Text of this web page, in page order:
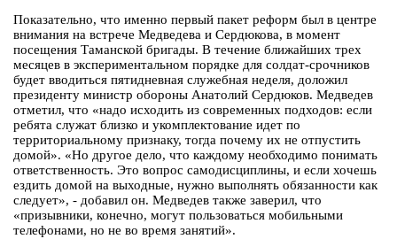
Показательно, что именно первый пакет реформ был в центре
внимания на встрече Медведева и Сердюкова, в момент
посещения Таманской бригады. В течение ближайших трех
месяцев в экспериментальном порядке для солдат-срочников
будет вводиться пятидневная служебная неделя, доложил
президенту министр обороны Анатолий Сердюков. Медведев
отметил, что «надо исходить из современных подходов: если
ребята служат близко и укомплектование идет по
территориальному признаку, тогда почему их не отпустить
домой». «Но другое дело, что каждому необходимо понимать
ответственность. Это вопрос самодисциплины, и если хочешь
ездить домой на выходные, нужно выполнять обязанности как
следует», - добавил он. Медведев также заверил, что
«призывники, конечно, могут пользоваться мобильными
телефонами, но не во время занятий».